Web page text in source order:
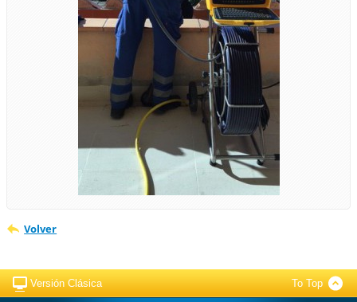
Volver
Versión Clásica To Top